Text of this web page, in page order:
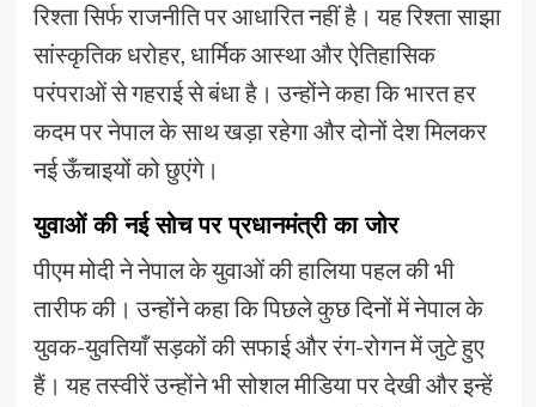
रिश्ता सिर्फ राजनीति पर आधारित नहीं है। यह रिश्ता साझा
सांस्कृतिक धरोहर, धार्मिक आस्था और ऐतिहासिक
परंपराओं से गहराई से बंधा है। उन्होंने कहा कि भारत हर
कदम पर नेपाल के साथ खड़ा रहेगा और दोनों देश मिलकर
नई ऊँचाइयों को छुएंगे।
युवाओं की नई सोच पर प्रधानमंत्री का जोर
पीएम मोदी ने नेपाल के युवाओं की हालिया पहल की भी
तारीफ की। उन्होंने कहा कि पिछले कुछ दिनों में नेपाल के
युवक-युवतियाँ सड़कों की सफाई और रंग-रोगन में जुटे हुए
हैं। यह तस्वीरें उन्होंने भी सोशल मीडिया पर देखी और इन्हें